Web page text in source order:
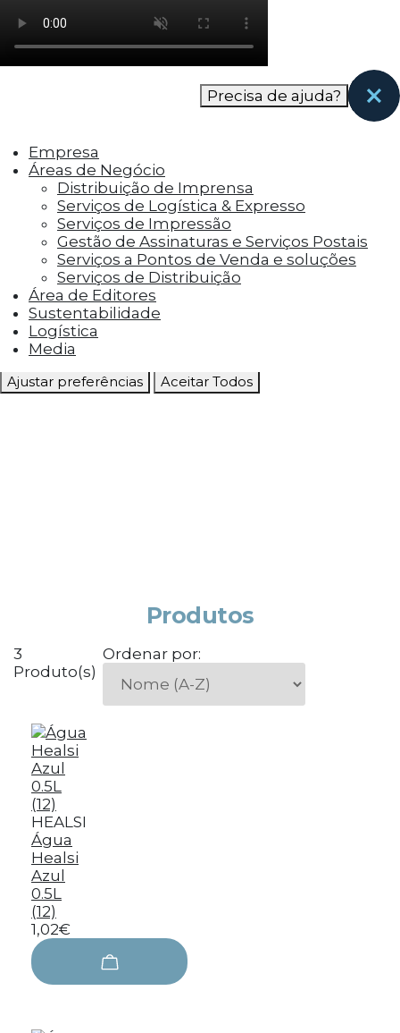
como os visitantes interagem com o site. Esses
cookies ajudam a fornecer informações sobre
as métricas do número de visitantes, taxa de
rejeição, origem do tráfego, etc.
funcionalidades, como compartilhar o
conteúdo do site em plataformas de social
media, coletar feedbacks e outros recursos de
terceiros.
Cookies Marketing
Os cookies de marketing são usados para
entregar aos visitantes anúncios
personalizados com base nas páginas que eles
visitaram antes e analisar a eficácia da
campanha publicitária.
Ajustar preferências Aceitar Todos
Precisa de ajuda?
Empresa
Áreas de Negócio
Distribuição de Imprensa
Serviços de Logística & Expresso
Serviços de Impressão
Gestão de Assinaturas e Serviços Postais
Serviços a Pontos de Venda e soluções
Serviços de Distribuição
Área de Editores
Sustentabilidade
Logística
Media
Produtos
3
Produto(s)
Ordenar por:
HEALSI
Água
Healsi
Azul
0.5L
(12)
1,02€